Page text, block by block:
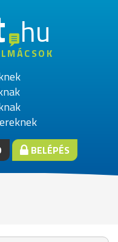
hu
BELÉPÉS